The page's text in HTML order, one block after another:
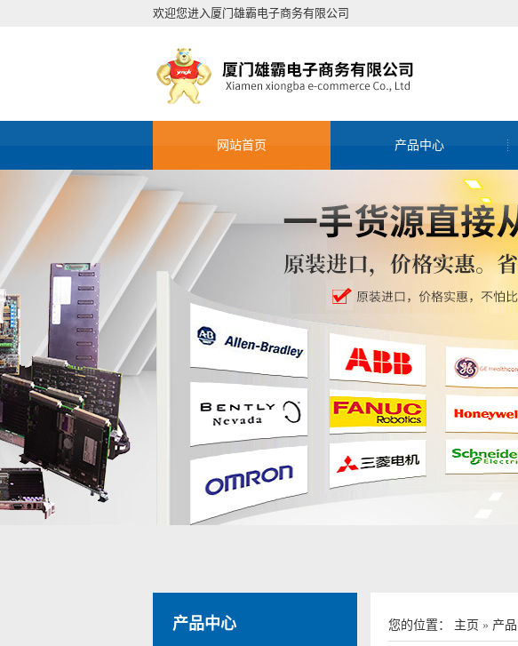
欢迎您进入厦门雄霸电子商务有限公司
网站首页 产品中心
产品中心 您的位置： 主页 » 产